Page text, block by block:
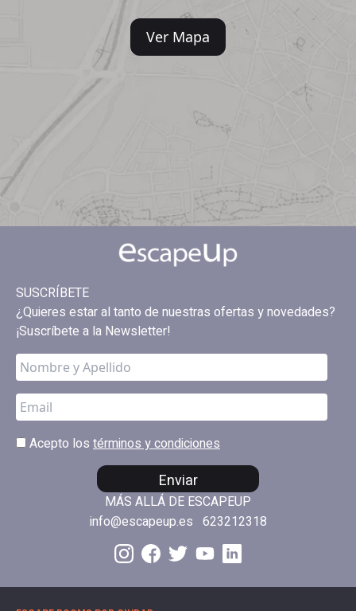
Ver Mapa
SUSCRÍBETE
¿Quieres estar al tanto de nuestras ofertas y novedades?
¡Suscríbete a la Newsletter!
Acepto los términos y condiciones
Enviar
MÁS ALLÁ DE ESCAPEUP
info@escapeup.es 623212318